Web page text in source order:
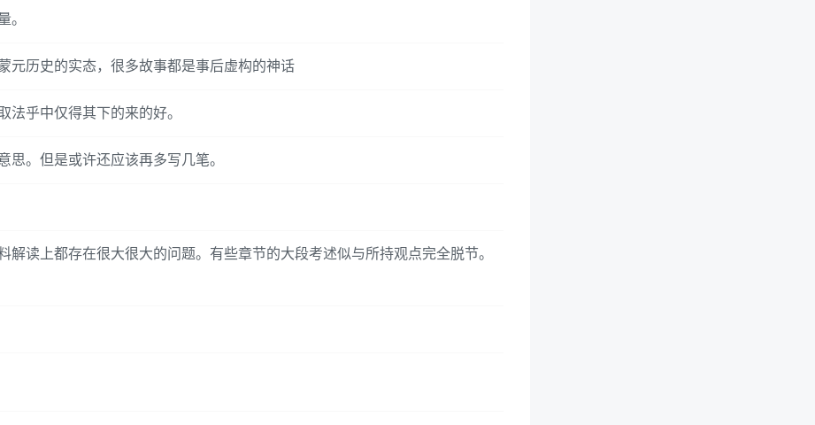
。
元历史的实态，很多故事都是事后虚构的神话
法乎中仅得其下的来的好。
。但是或许还应该再多写几笔。
读上都存在很大很大的问题。有些章节的大段考述似与所持观点完全脱节。